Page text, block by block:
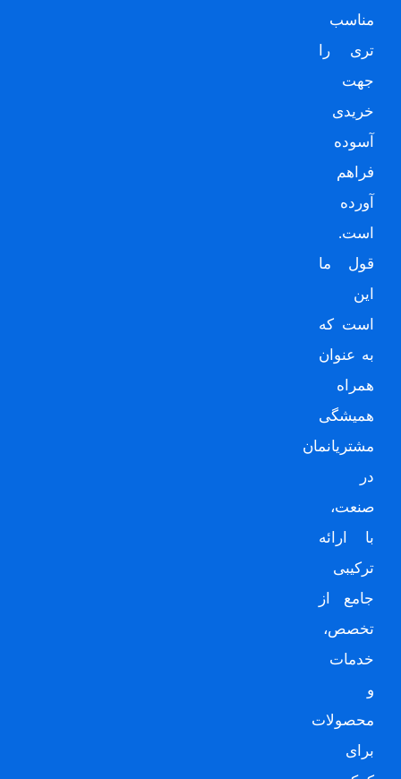
مناسب
تری را
جهت
خریدی
آسوده
فراهم
آورده
است.
قول ما
این
است که
به عنوان
همراه
همیشگی
مشتریانمان
در
صنعت،
با ارائه
ترکیبی
جامع از
تخصص،
خدمات
و
محصولات
برای